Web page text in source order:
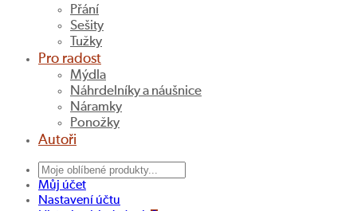
Přání
Sešity
Tužky
Pro radost
Mýdla
Náhrdelníky a náušnice
Náramky
Ponožky
Autoři
Můj účet
Nastavení účtu